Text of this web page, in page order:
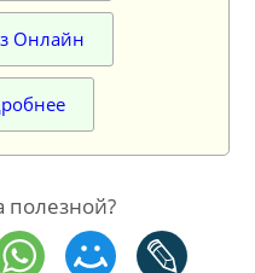
Онлайн
полезной?